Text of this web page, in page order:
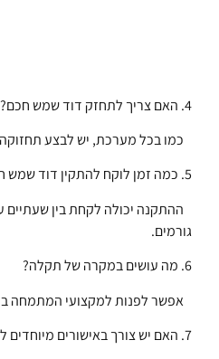
4. האם צריך לתחזק דוד שמש חכם?
כמו בכל מערכת, יש לבצע תחזוקה
5. כמה זמן לוקח להתקין דוד שמש חכם?
ההתקנה יכולה לקחת בין שעתיים
גורמים.
6. מה עושים במקרה של תקלה?
אפשר לפנות למקצועי המתמחה
7. האם יש צורך באישורים מיוחדים להתקנה?